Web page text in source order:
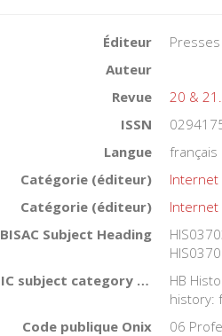
Éditeur
Auteur
Revue
20 &
ISSN
Langue
français
Catégorie (éditeur)
Internet
Catégorie (éditeur)
Internet
BISAC Subject Heading
BIC subject category (UK)
HB
history:
Code publique Onix
06